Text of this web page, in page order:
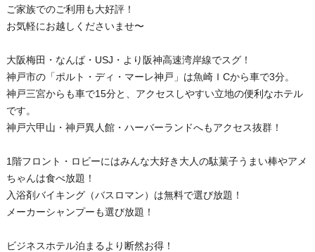
ご家族でのご利用も大好評！
お気軽にお越しくださいませ〜
大阪梅田・なんば・USJ・より阪神高速湾岸線でスグ！
神戸市の「ポルト・ディ・マーレ神戸」は魚崎ＩCから車で3分。
神戸三宮からも車で15分と、アクセスしやすい立地の便利なホテル
です。
神戸六甲山・神戸異人館・ハーバーランドへもアクセス抜群！
1階フロント・ロビーにはみんな大好き大人の駄菓子うまい棒やアメ
ちゃんは食べ放題！
入浴剤バイキング（バスロマン）は無料で選び放題！
メーカーシャンプーも選び放題！
ビジネスホテル泊まるより断然お得！